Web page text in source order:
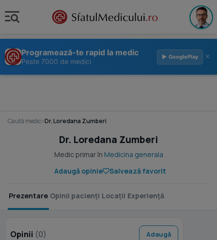
Programează-te rapid la medic
Peste 7000 de medici
▶ GooglePlay ×
Caută medic›Dr. Loredana Zumberi
Dr. Loredana Zumberi
Medic primar în Medicina generala
Adaugă opinie
Salvează favorit
Prezentare Opinii pacienți Locații Experiență
Opinii (0) Adaugă